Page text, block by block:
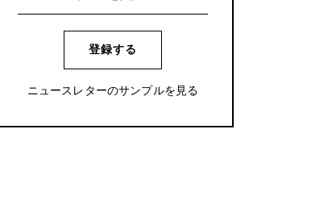
登録する
ニュースレターのサンプルを見る